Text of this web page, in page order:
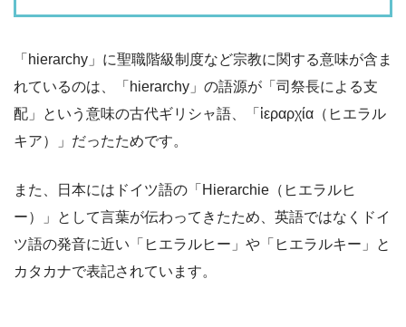
「hierarchy」に聖職階級制度など宗教に関する意味が含ま
れているのは、「hierarchy」の語源が「司祭長による支
配」という意味の古代ギリシャ語、「ἱεραρχία（ヒエラル
キア）」だったためです。
また、日本にはドイツ語の「Hierarchie（ヒエラルヒ
ー）」として言葉が伝わってきたため、英語ではなくドイ
ツ語の発音に近い「ヒエラルヒー」や「ヒエラルキー」と
カタカナで表記されています。